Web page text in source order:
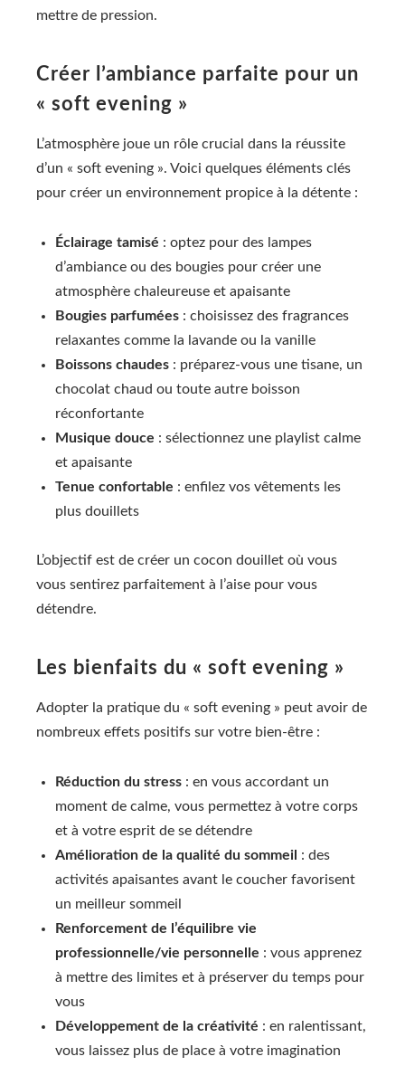
mettre de pression.
Créer l’ambiance parfaite pour un
« soft evening »
L’atmosphère joue un rôle crucial dans la réussite
d’un « soft evening ». Voici quelques éléments clés
pour créer un environnement propice à la détente :
Éclairage tamisé : optez pour des lampes
d’ambiance ou des bougies pour créer une
atmosphère chaleureuse et apaisante
Bougies parfumées : choisissez des fragrances
relaxantes comme la lavande ou la vanille
Boissons chaudes : préparez-vous une tisane, un
chocolat chaud ou toute autre boisson
réconfortante
Musique douce : sélectionnez une playlist calme
et apaisante
Tenue confortable : enfilez vos vêtements les
plus douillets
L’objectif est de créer un cocon douillet où vous
vous sentirez parfaitement à l’aise pour vous
détendre.
Les bienfaits du « soft evening »
Adopter la pratique du « soft evening » peut avoir de
nombreux effets positifs sur votre bien-être :
Réduction du stress : en vous accordant un
moment de calme, vous permettez à votre corps
et à votre esprit de se détendre
Amélioration de la qualité du sommeil : des
activités apaisantes avant le coucher favorisent
un meilleur sommeil
Renforcement de l’équilibre vie
professionnelle/vie personnelle : vous apprenez
à mettre des limites et à préserver du temps pour
vous
Développement de la créativité : en ralentissant,
vous laissez plus de place à votre imagination